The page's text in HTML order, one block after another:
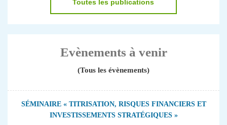
Toutes les publications
Evènements à venir
(Tous les évènements)
SÉMINAIRE « TITRISATION, RISQUES FINANCIERS ET
INVESTISSEMENTS STRATÉGIQUES »